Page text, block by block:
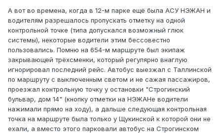
А вот во времена, когда в 12-м парке ещё была АСУ НЭЖАН и
водителям разрешалось пропускать отметку на одной
контрольной точке (типа допускался возможный глюк
системы), некоторые водители этим бессовестно
пользовались. Помню на 654-м маршруте был экипаж
закрывающей трёхсменки, который регулярно внаглую
игнорировал последний рейс. Автобус выезжал с Таллинской
по маршруту с выключенным светом и не сажая пассажиров,
проезжал контрольную точку у остановки "Строгинский
бульвар, дом 14" (кнопку отметки на НЭЖАНе водители
нажимали прямо на ходу), а дальше следующая контрольная
точка на маршруте была только у Щукинской к которой они не
ехали, а вместо этого парковали автобус на Строгинском